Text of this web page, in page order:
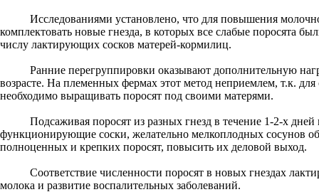
Исследованиями установлено, что для повышения
комплектовать новые гнезда, в которых все слабые поросята
числу лактирующих сосков матерей-кормилиц.
Ранние перегруппировки оказывают дополнительную
возрасте. На племенных фермах этот метод неприемлем, т.к.
необходимо выращивать поросят под своими матерями.
Подсаживая поросят из разных гнезд в течение 1-2-х дней
функционирующие соски, желательно мелкоплодных сосунов
полноценных и крепких поросят, повысить их деловой выход.
Соответствие численности поросят в новых гнездах
молока и развитие воспалительных заболеваний.